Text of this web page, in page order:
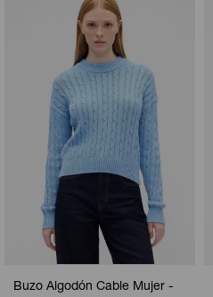
Buzo Algodón Cable Mujer -